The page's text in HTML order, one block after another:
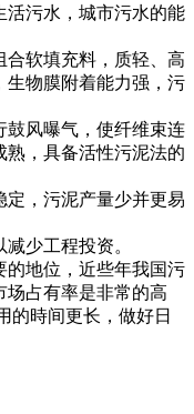
活污水，城市污水的能
软填充料，质轻、高
生物膜附着能力强，污
风曝气，使纤维束连
，具备活性污泥法的
，污泥产量少并更易
减少工程投资。
地位，近些年我国污
场占有率是非常的高
的時间更长，做好日